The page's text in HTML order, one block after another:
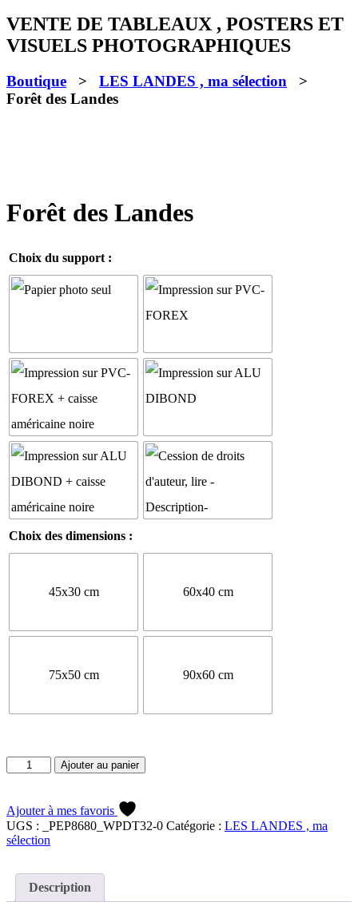
VENTE DE TABLEAUX , POSTERS ET
VISUELS PHOTOGRAPHIQUES
Boutique > LES LANDES , ma sélection >
Forêt des Landes
Forêt des Landes
Choix du support :
Choix des dimensions :
45x30 cm 60x40 cm
75x50 cm 90x60 cm
quantité
de
des
Landes
Ajouter au panier
Ajouter à mes favoris
UGS :
_PEP8680_WPDT32-0 Catégorie : LES LANDES , ma
sélection
Description